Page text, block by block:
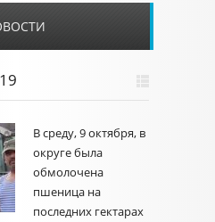
В среду, 9 октября, в
округе была
обмолочена
пшеница на
последних гектарах